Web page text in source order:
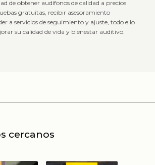
de obtener audífonos de calidad a precios
gratuitas, recibir asesoramiento
a servicios de seguimiento y ajuste, todo ello
su calidad de vida y bienestar auditivo.
cercanos